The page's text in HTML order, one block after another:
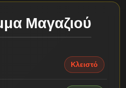
Μαγαζιού
Κλειστό